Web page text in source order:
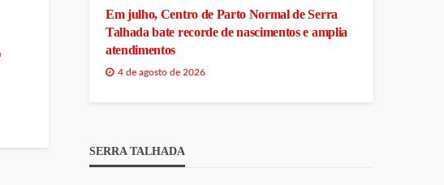
Em julho, Centro de Parto Normal de Serra
Talhada bate recorde de nascimentos e amplia
atendimentos
4 de agosto de 2026
SERRA TALHADA